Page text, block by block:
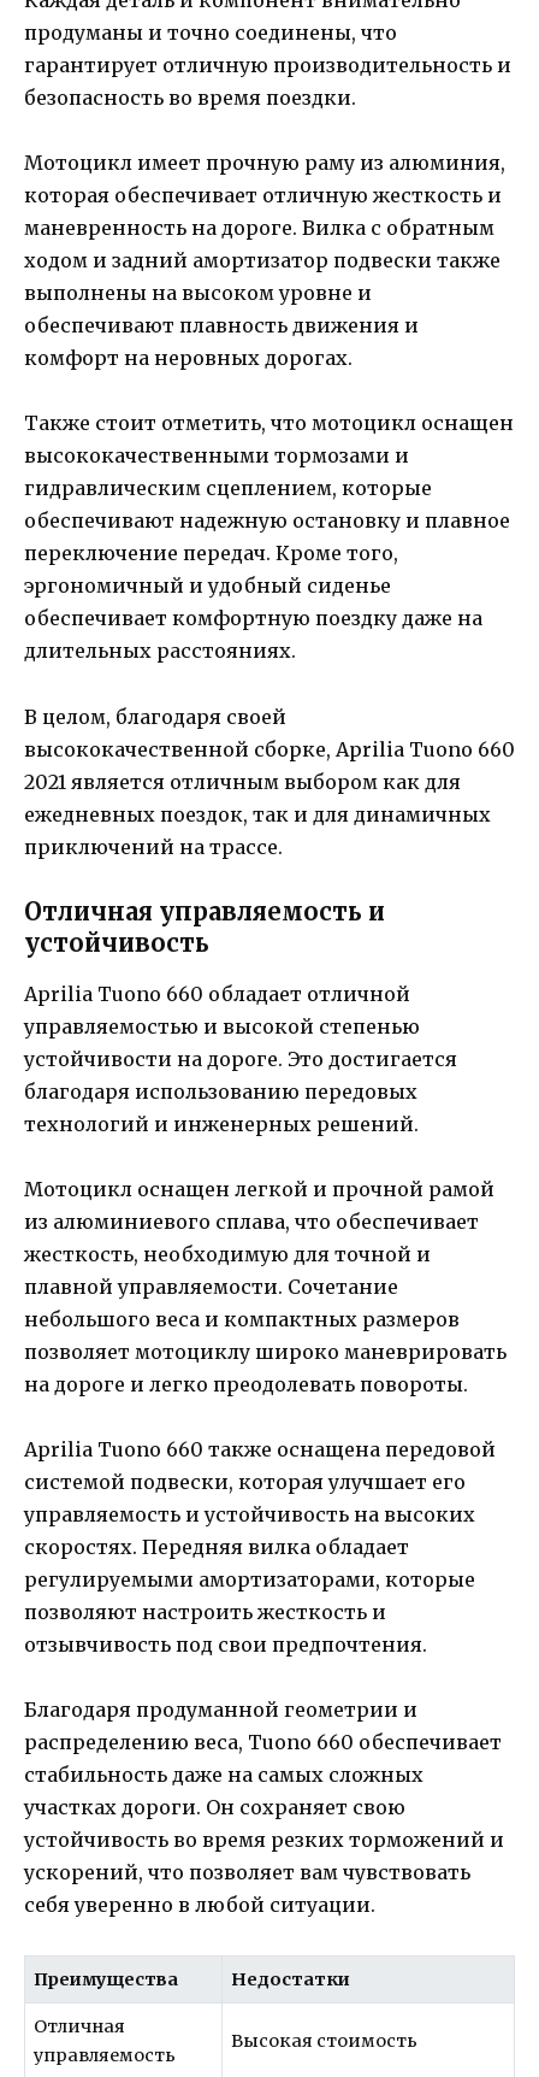
продуманы и точно соединены, что
гарантирует отличную производительность и
безопасность во время поездки.
Мотоцикл имеет прочную раму из алюминия,
которая обеспечивает отличную жесткость и
маневренность на дороге. Вилка с обратным
ходом и задний амортизатор подвески также
выполнены на высоком уровне и
обеспечивают плавность движения и
комфорт на неровных дорогах.
Также стоит отметить, что мотоцикл оснащен
высококачественными тормозами и
гидравлическим сцеплением, которые
обеспечивают надежную остановку и плавное
переключение передач. Кроме того,
эргономичный и удобный сиденье
обеспечивает комфортную поездку даже на
длительных расстояниях.
В целом, благодаря своей
высококачественной сборке, Aprilia Tuono 660
2021 является отличным выбором как для
ежедневных поездок, так и для динамичных
приключений на трассе.
Отличная управляемость и
устойчивость
Aprilia Tuono 660 обладает отличной
управляемостью и высокой степенью
устойчивости на дороге. Это достигается
благодаря использованию передовых
технологий и инженерных решений.
Мотоцикл оснащен легкой и прочной рамой
из алюминиевого сплава, что обеспечивает
жесткость, необходимую для точной и
плавной управляемости. Сочетание
небольшого веса и компактных размеров
позволяет мотоциклу широко маневрировать
на дороге и легко преодолевать повороты.
Aprilia Tuono 660 также оснащена передовой
системой подвески, которая улучшает его
управляемость и устойчивость на высоких
скоростях. Передняя вилка обладает
регулируемыми амортизаторами, которые
позволяют настроить жесткость и
отзывчивость под свои предпочтения.
Благодаря продуманной геометрии и
распределению веса, Tuono 660 обеспечивает
стабильность даже на самых сложных
участках дороги. Он сохраняет свою
устойчивость во время резких торможений и
ускорений, что позволяет вам чувствовать
себя уверенно в любой ситуации.
Преимущества Недостатки
Отличная
управляемость
Высокая стоимость